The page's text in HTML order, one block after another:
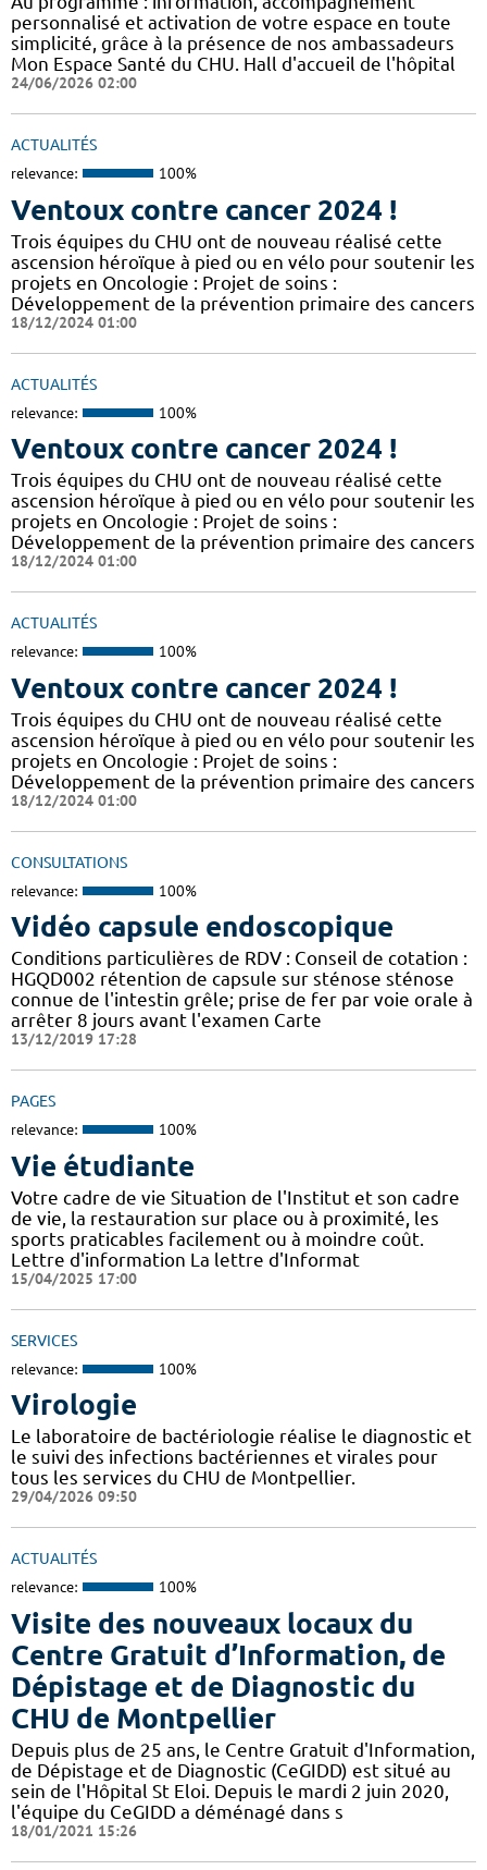
personnalisé et activation de votre espace en toute
simplicité, grâce à la présence de nos ambassadeurs
Mon Espace Santé du CHU. Hall d'accueil de l'hôpital
24/06/2026 02:00
ACTUALITÉS
relevance: 100%
Ventoux contre cancer 2024 !
​​​Trois équipes du CHU ont de nouveau réalisé cette
ascension héroïque à pied ou en vélo pour soutenir les
projets en Oncologie : Projet de soins :
Développement de la prévention primaire des cancers
18/12/2024 01:00
ACTUALITÉS
relevance: 100%
Ventoux contre cancer 2024 !
​​​Trois équipes du CHU ont de nouveau réalisé cette
ascension héroïque à pied ou en vélo pour soutenir les
projets en Oncologie : Projet de soins :
Développement de la prévention primaire des cancers
18/12/2024 01:00
ACTUALITÉS
relevance: 100%
Ventoux contre cancer 2024 !
​​​Trois équipes du CHU ont de nouveau réalisé cette
ascension héroïque à pied ou en vélo pour soutenir les
projets en Oncologie : Projet de soins :
Développement de la prévention primaire des cancers
18/12/2024 01:00
CONSULTATIONS
relevance: 100%
Vidéo capsule endoscopique
Conditions particulières de RDV : Conseil de cotation :
HGQD002 rétention de capsule sur sténose sténose
connue de l'intestin grêle; prise de fer par voie orale à
arrêter 8 jours avant l'examen Carte
13/12/2019 17:28
PAGES
relevance: 100%
Vie étudiante
Votre cadre de vie Situation de l'Institut et son cadre
de vie, la restauration sur place ou à proximité, les
sports praticables facilement ou à moindre coût.
Lettre d'information La lettre d'Informat
15/04/2025 17:00
SERVICES
relevance: 100%
Virologie
Le laboratoire de bactériologie réalise le diagnostic et
le suivi des infections bactériennes et virales pour
tous les services du CHU de Montpellier.
29/04/2026 09:50
ACTUALITÉS
relevance: 100%
Visite des nouveaux locaux du
Centre Gratuit d’Information, de
Dépistage et de Diagnostic du
CHU de Montpellier
Depuis plus de 25 ans, le Centre Gratuit d'Information,
de Dépistage et de Diagnostic (CeGIDD) est situé au
sein de l'Hôpital St Eloi. Depuis le mardi 2 juin 2020,
l'équipe du CeGIDD a déménagé dans s
18/01/2021 15:26